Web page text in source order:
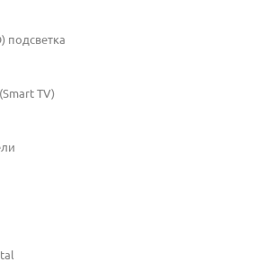
подсветка
TV)